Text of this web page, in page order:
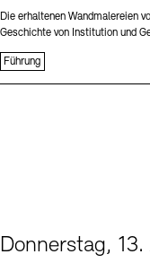
Die erhaltenen Wandmalereien
Geschichte von Institution und
Führung
Donnerstag, 13.